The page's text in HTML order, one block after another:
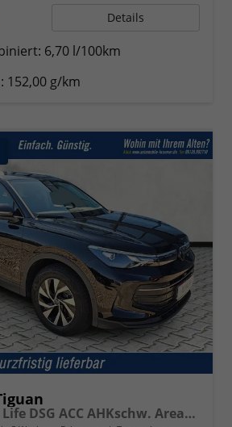
Details
6,70 l/100km
152,00 g/km
1.5 eTSI 110 kW Life DSG ACC AHKschw. AreaView